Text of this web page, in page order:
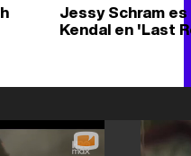
Jessy Schram
Kendal en 'Last